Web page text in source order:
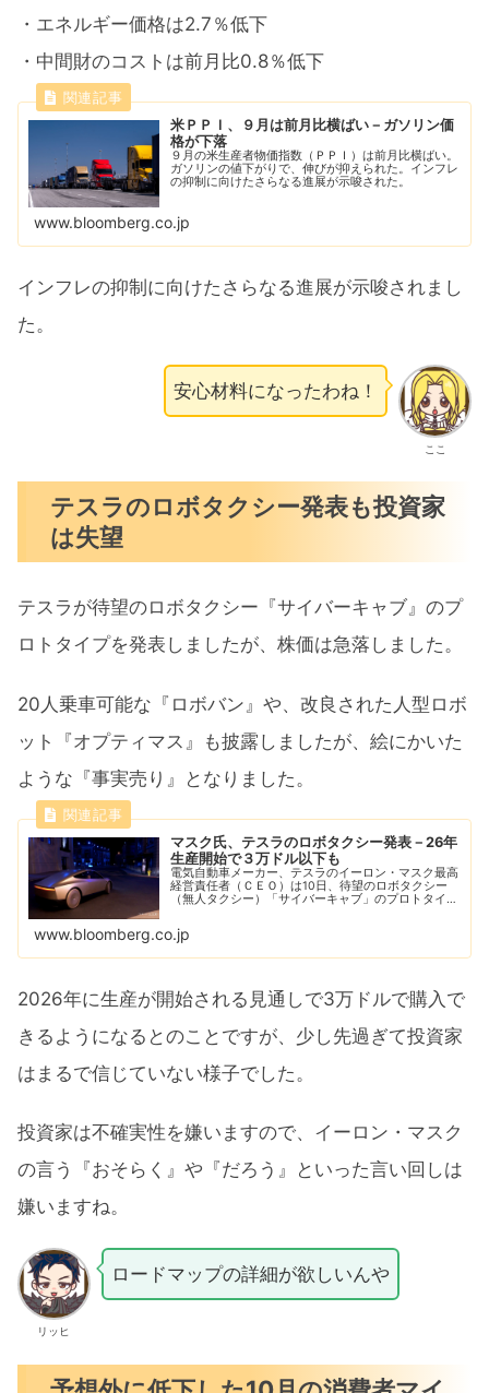
・エネルギー価格は2.7％低下
・中間財のコストは前月比0.8％低下
米ＰＰＩ、９月は前月比横ばい－ガソリン価
格が下落
９月の米生産者物価指数（ＰＰＩ）は前月比横ばい。
ガソリンの値下がりで、伸びが抑えられた。インフレ
の抑制に向けたさらなる進展が示唆された。
www.bloomberg.co.jp
インフレの抑制に向けたさらなる進展が示唆されまし
た。
ここ
安心材料になったわね！
テスラのロボタクシー発表も投資家
は失望
テスラが待望のロボタクシー『サイバーキャブ』のプ
ロトタイプを発表しましたが、株価は急落しました。
20人乗車可能な『ロボバン』や、改良された人型ロボ
ット『オプティマス』も披露しましたが、絵にかいた
ような『事実売り』となりました。
マスク氏、テスラのロボタクシー発表－26年
生産開始で３万ドル以下も
電気自動車メーカー、テスラのイーロン・マスク最高
経営責任者（ＣＥＯ）は10日、待望のロボタクシー
（無人タクシー）「サイバーキャブ」のプロトタイプ
資家の間ではテスラが野心的な目標をどう達成する
の...
www.bloomberg.co.jp
2026年に生産が開始される見通しで3万ドルで購入で
きるようになるとのことですが、少し先過ぎて投資家
はまるで信じていない様子でした。
投資家は不確実性を嫌いますので、イーロン・マスク
の言う『おそらく』や『だろう』といった言い回しは
嫌いますね。
リッヒ
ロードマップの詳細が欲しいんや